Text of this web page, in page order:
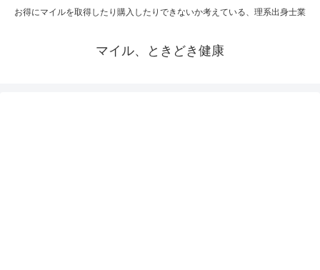
お得にマイルを取得したり購入したりできないか考えている、理系出身士業
マイル、ときどき健康